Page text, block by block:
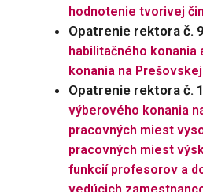
hodnotenie tvorivej
Opatrenie rektora č.
habilitačného konania
konania na
Opatrenie rektora č.
výberového konania
pracovných miest
pracovných miest
funkcií profesorov a